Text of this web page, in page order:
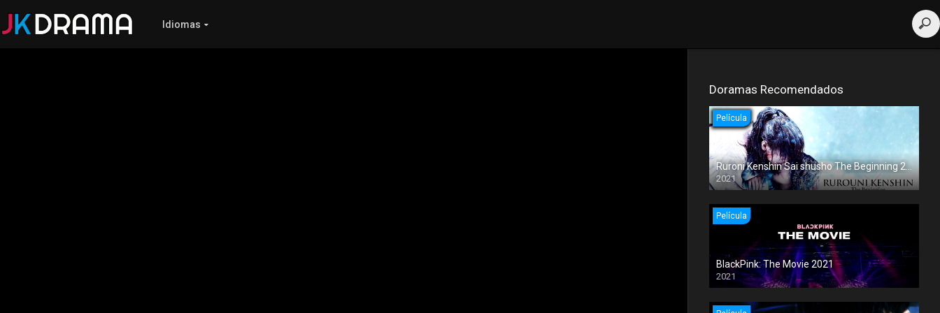
Idiomas
Doramas Recomendados
Película
Ruroni Kenshin Sai shusho The Beginning 2021
2021
Película
BlackPink: The Movie 2021
2021